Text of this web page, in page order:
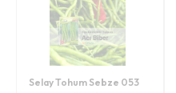
Selay Tohum Sebze 053